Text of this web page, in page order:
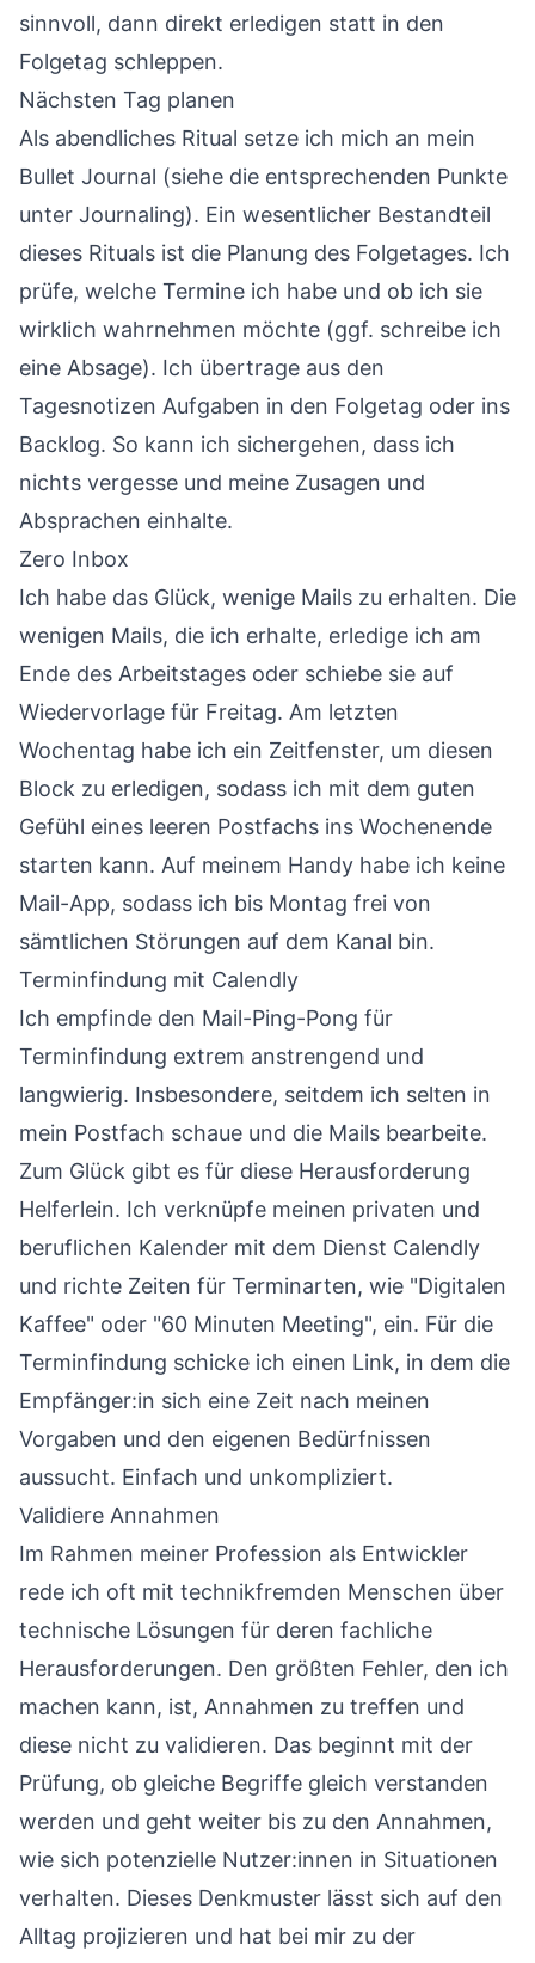
sinnvoll, dann direkt erledigen statt in den
Folgetag schleppen.
Nächsten Tag planen
Als abendliches Ritual setze ich mich an mein
Bullet Journal (siehe die entsprechenden Punkte
unter Journaling). Ein wesentlicher Bestandteil
dieses Rituals ist die Planung des Folgetages. Ich
prüfe, welche Termine ich habe und ob ich sie
wirklich wahrnehmen möchte (ggf. schreibe ich
eine Absage). Ich übertrage aus den
Tagesnotizen Aufgaben in den Folgetag oder ins
Backlog. So kann ich sichergehen, dass ich
nichts vergesse und meine Zusagen und
Absprachen einhalte.
Zero Inbox
Ich habe das Glück, wenige Mails zu erhalten. Die
wenigen Mails, die ich erhalte, erledige ich am
Ende des Arbeitstages oder schiebe sie auf
Wiedervorlage für Freitag. Am letzten
Wochentag habe ich ein Zeitfenster, um diesen
Block zu erledigen, sodass ich mit dem guten
Gefühl eines leeren Postfachs ins Wochenende
starten kann. Auf meinem Handy habe ich keine
Mail-App, sodass ich bis Montag frei von
sämtlichen Störungen auf dem Kanal bin.
Terminfindung mit Calendly
Ich empfinde den Mail-Ping-Pong für
Terminfindung extrem anstrengend und
langwierig. Insbesondere, seitdem ich selten in
mein Postfach schaue und die Mails bearbeite.
Zum Glück gibt es für diese Herausforderung
Helferlein. Ich verknüpfe meinen privaten und
beruflichen Kalender mit dem Dienst Calendly
und richte Zeiten für Terminarten, wie "Digitalen
Kaffee" oder "60 Minuten Meeting", ein. Für die
Terminfindung schicke ich einen Link, in dem die
Empfänger:in sich eine Zeit nach meinen
Vorgaben und den eigenen Bedürfnissen
aussucht. Einfach und unkompliziert.
Validiere Annahmen
Im Rahmen meiner Profession als Entwickler
rede ich oft mit technikfremden Menschen über
technische Lösungen für deren fachliche
Herausforderungen. Den größten Fehler, den ich
machen kann, ist, Annahmen zu treffen und
diese nicht zu validieren. Das beginnt mit der
Prüfung, ob gleiche Begriffe gleich verstanden
werden und geht weiter bis zu den Annahmen,
wie sich potenzielle Nutzer:innen in Situationen
verhalten. Dieses Denkmuster lässt sich auf den
Alltag projizieren und hat bei mir zu der